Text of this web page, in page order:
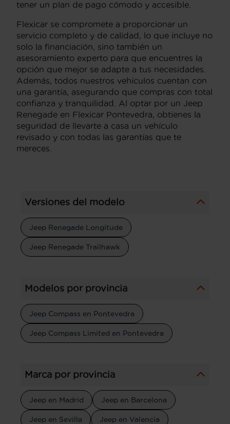
tener un plan de pago cómodo y accesible.
Flexicar se compromete a proporcionar un
servicio completo y de calidad, lo que incluye no
solo la financiación, sino también un
asesoramiento experto para que encuentres la
opción que mejor se adapte a tus necesidades.
Además, todos nuestros vehículos cuentan con
una garantía, asegurando que compras con total
confianza y tranquilidad. Al optar por un Jeep
Renegade en Flexicar Pontevedra, obtienes la
seguridad de llevarte a casa un vehículo
revisado y con todas las garantías que te
mereces.
Versiones del modelo
Jeep Renegade Longitude
Jeep Renegade Trailhawk
Modelos por provincia
Jeep Compass en Pontevedra
Jeep Compass Limited en Pontevedra
Marca por provincia
Jeep en Madrid Jeep en Barcelona
Jeep en Sevilla Jeep en Valencia